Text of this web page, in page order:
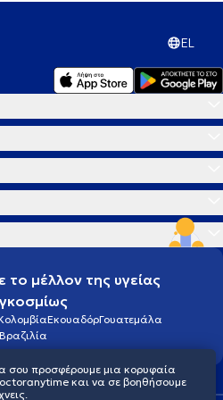
EL
μέλλον της υγείας
ΕκουαδόρΓουατεμάλα
Βραζιλία
σου προσφέρουμε μια κορυφαία
και να σε βοηθήσουμε